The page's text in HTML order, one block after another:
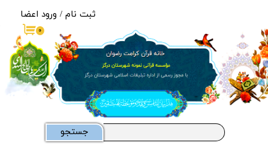
جستجو
ثبت نام / ورود اعضا
حساب کاربری من
تغییر گذر واژه
سفارشات
خروج از حساب کاربری
۰